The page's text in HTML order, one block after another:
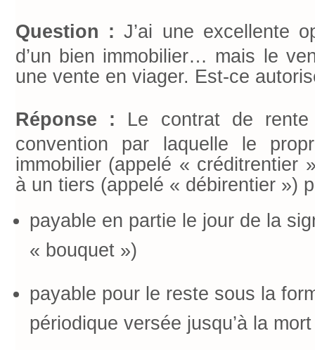
Question : J’ai une excellente
d’un bien immobilier… mais le
une vente en viager. Est-ce
Réponse : Le contrat de
convention par laquelle le
immobilier (appelé « créditrentier
à un tiers (appelé « débirentier »)
payable en partie le jour de la
« bouquet »)
payable pour le reste sous la
périodique versée jusqu’à la